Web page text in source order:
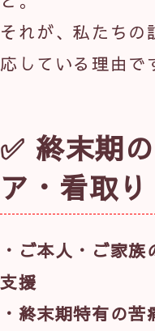
それが、私たち
応している理由で
✅ 終末期
ア・看取り
・ご本人・ご家
支援
・終末期特有の苦